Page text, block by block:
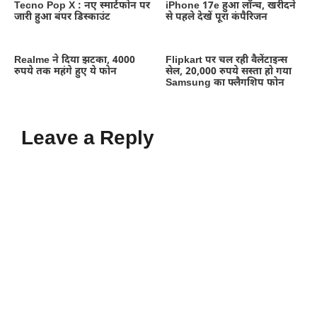
Tecno Pop X : नए स्मार्टफोन पर
जारी हुआ बंपर डिस्काउंट
iPhone 17e हुआ लॉन्च, खरीदने
से पहले देखें पूरा कंपैरिजन
Realme ने दिया झटका, 4000
रुपये तक महंगे हुए ये फोन
Flipkart पर चल रही वैलेंटाइन्स
सेल, 20,000 रुपये सस्ता हो गया
Samsung का फ्लैगशिप फोन
Leave a Reply